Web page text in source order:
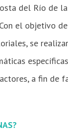
del Río de
el objetivo
se
a fin de